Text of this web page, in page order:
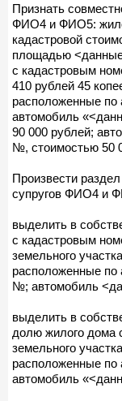
Признать
ФИО4 и ФИО5:
кадастровой
площадью
с кадастровым
410 рублей 45
расположенные
автомобиль
90 000 рублей;
№, стоимостью 50
Произвести
супругов ФИО4 и
выделить в
с кадастровым
земельного
расположенные по
№; автомобиль
выделить в
долю жилого
земельного
расположенные по
автомобиль